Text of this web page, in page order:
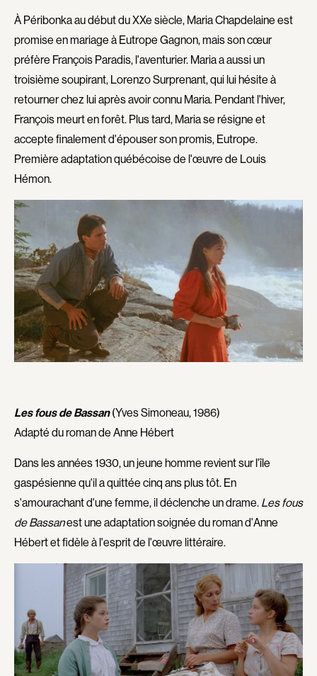
Ciupka Richard
Clark Ron
Clark Bob
Coderre Charles-André
Cohn Norman
Coldewey Michael
Collin Frédérique
Collinson Peter
Cormier Sarianne
Cornamusaz Séverine
Corneau Alain
Corsini Catherine
Cossen Florian
Côté Ghyslaine
Côté Michel
Côté Denis
Courchesne Pascal
Cousin Christophe
Cousineau Jean
Cousineau Marie-Hélène
Crépeau Jeanne
Cronenberg David
Cross Roy
Crowley John
Cruchten Pol
Cuny Alain
Curtis Darren
Cyr René Richard
D'Ynglemare Gaëlle
Daalder René
Dallaire Marie-Julie
Danis Aimée
Dansereau Mireille
Dansereau Jean
Dansereau Fernand
Darcus Jack
De Brus Vincent
De Fontenay Guillaume
de la Cortina Christian
Defalco Martin
Degryse Marc
Delacroix René
Delisle François
Demers Claude
Demers Patrick
Demetrios Demetri
Demy Jacques
Denis Mathieu
Deraspe Sophie
À Péribonka au début du XXe siècle, Maria Chapdelaine est
promise en mariage à Eutrope Gagnon, mais son cœur
préfère François Paradis, l'aventurier. Maria a aussi un
troisième soupirant, Lorenzo Surprenant, qui lui hésite à
retourner chez lui après avoir connu Maria. Pendant l'hiver,
François meurt en forêt. Plus tard, Maria se résigne et
accepte finalement d'épouser son promis, Eutrope.
Première adaptation québécoise de l'œuvre de Louis
Hémon.
Les fous de Bassan(Yves Simoneau, 1986)
Adapté du roman de Anne Hébert
Dans les années 1930, un jeune homme revient sur l'île
gaspésienne qu'il a quittée cinq ans plus tôt. En
s'amourachant d'une femme, il déclenche un drame. Les fous
de Bassanest une adaptation soignée du roman d'Anne
Hébert et fidèle à l'esprit de l'œuvre littéraire.